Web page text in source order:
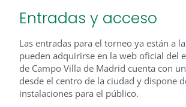
Entradas y acceso
Las entradas para el torneo ya están a
pueden adquirirse en la web oficial del
de Campo Villa de Madrid cuenta con
desde el centro de la ciudad y dispone
instalaciones para el público.